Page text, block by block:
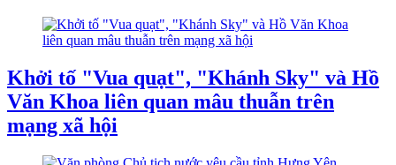
Khởi tố "Vua quạt", "Khánh Sky" và Hồ
Văn Khoa liên quan mâu thuẫn trên
mạng xã hội